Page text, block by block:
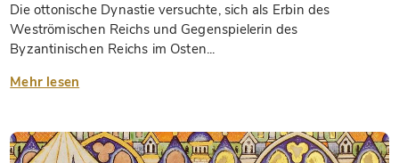
Die ottonische Dynastie versuchte, sich als Erbin des
Weströmischen Reichs und Gegenspielerin des
Byzantinischen Reichs im Osten...
Mehr lesen